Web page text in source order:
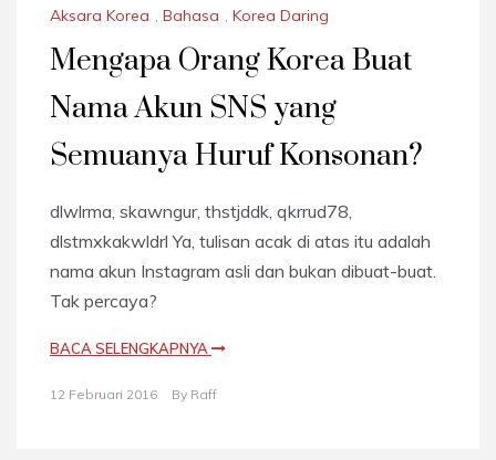
Aksara Korea , Bahasa , Korea Daring
Mengapa Orang Korea Buat
Nama Akun SNS yang
Semuanya Huruf Konsonan?
dlwlrma, skawngur, thstjddk, qkrrud78,
dlstmxkakwldrl Ya, tulisan acak di atas itu adalah
nama akun Instagram asli dan bukan dibuat-buat.
Tak percaya?
BACA SELENGKAPNYA
12 Februari 2016 By Raff